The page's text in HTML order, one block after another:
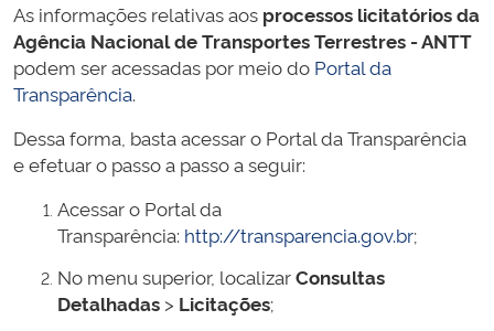
As informações relativas aos processos licitatórios da
Agência Nacional de Transportes Terrestres - ANTT
podem ser acessadas por meio do Portal da
Transparência.
Dessa forma, basta acessar o Portal da Transparência
e efetuar o passo a passo a seguir:
Acessar o Portal da
Transparência: http://transparencia.gov.br;
No menu superior, localizarConsultas
Detalhadas > Licitações;